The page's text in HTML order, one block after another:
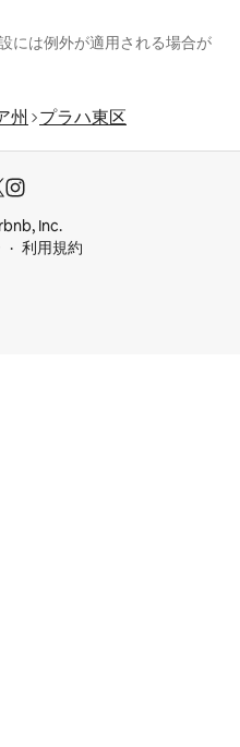
には例外が適用される場合が
州
プラハ東区
Inc.
利用規約